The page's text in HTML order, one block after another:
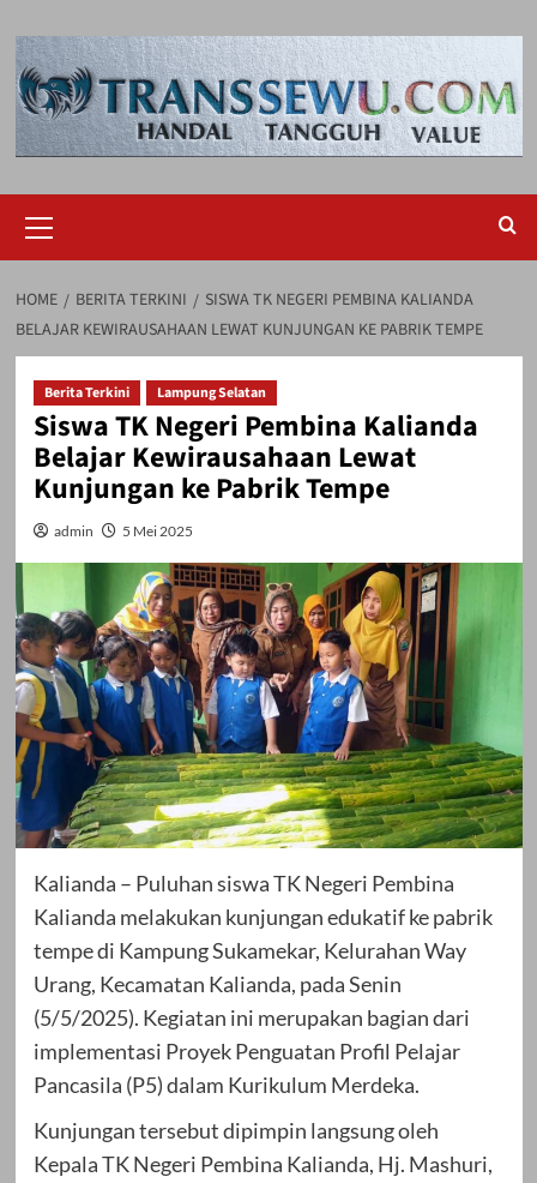
to
content
Menu
HOME BERITA TERKINI
SISWA TK NEGERI PEMBINA KALIANDA
BELAJAR KEWIRAUSAHAAN LEWAT KUNJUNGAN KE PABRIK TEMPE
Berita Terkini Lampung Selatan
Siswa TK Negeri Pembina Kalianda
Belajar Kewirausahaan Lewat
Kunjungan ke Pabrik Tempe
admin 5 Mei 2025
Kalianda – Puluhan siswa TK Negeri Pembina
Kalianda melakukan kunjungan edukatif ke pabrik
tempe di Kampung Sukamekar, Kelurahan Way
Urang, Kecamatan Kalianda, pada Senin
(5/5/2025). Kegiatan ini merupakan bagian dari
implementasi Proyek Penguatan Profil Pelajar
Pancasila (P5) dalam Kurikulum Merdeka.
Kunjungan tersebut dipimpin langsung oleh
Kepala TK Negeri Pembina Kalianda, Hj. Mashuri,